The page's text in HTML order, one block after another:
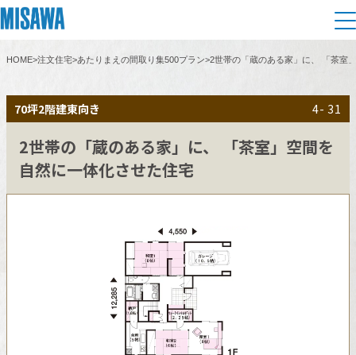
住まい
建てる [注文住宅]
商品ラインアップ
テクノロジー（住まいの性能）
建築事例・建築実例
デザイナーズギャラリー
土地活用
個人のお客さま
土地活用モデルルーム見学
リフォーム
ミサワリフォームとは
リフォームの流れ
リフォームメニュー
複合開発・投資開発
複合開発事業（ASMACI-アスマチ-）
オーナーサポート
HOME>注文住宅>あたりまえの間取り集500プラン>2世帯の「蔵のある家」に、 「茶室
70坪2階建東向き 4- 31
2世帯の「蔵のある家」に、 「茶室」空間を
自然に一体化させた住宅